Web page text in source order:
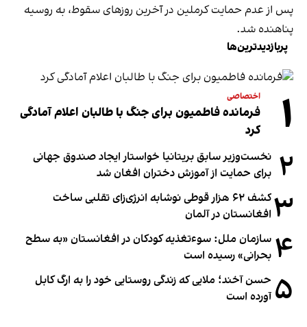
پس از عدم حمایت کرملین در آخرین روزهای سقوط، به روسیه
پناهنده شد.
پربازدیدترین‌ها
۱ اختصاصی
فرمانده فاطمیون برای جنگ با طالبان اعلام آمادگی
کرد
۲ نخست‌وزیر سابق بریتانیا خواستار ایجاد صندوق جهانی
برای حمایت از آموزش دختران افغان شد
۳
کشف ۶۲ هزار قوطی نوشابه انرژی‌زای تقلبی ساخت
افغانستان در آلمان
۴ سازمان ملل: سوء‌تغذیه کودکان در افغانستان «به سطح
بحرانی» رسیده است
۵ حسن آخند؛ ملایی که زندگی روستایی خود را به ارگ کابل
آورده است